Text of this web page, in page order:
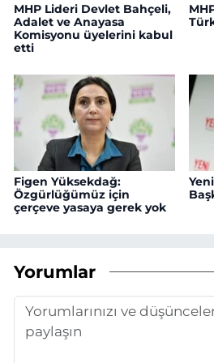
MHP Lideri Devlet Bahçeli,
Adalet ve Anayasa
Komisyonu üyelerini kabul
etti
Figen Yüksekdağ:
Özgürlüğümüz için
çerçeve yasaya gerek yok
Yorumlar